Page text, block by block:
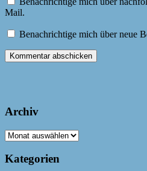
Mail.
Benachrichtige mich über neue
Archiv
Archiv
Kategorien